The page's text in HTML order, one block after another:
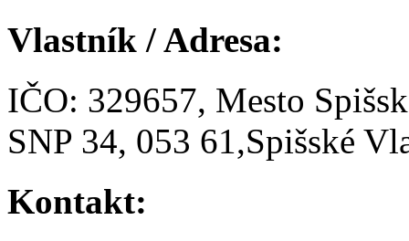
Vlastník / Adresa:
IČO: 329657, Mesto
SNP 34, 053 61,Spišské
Kontakt: